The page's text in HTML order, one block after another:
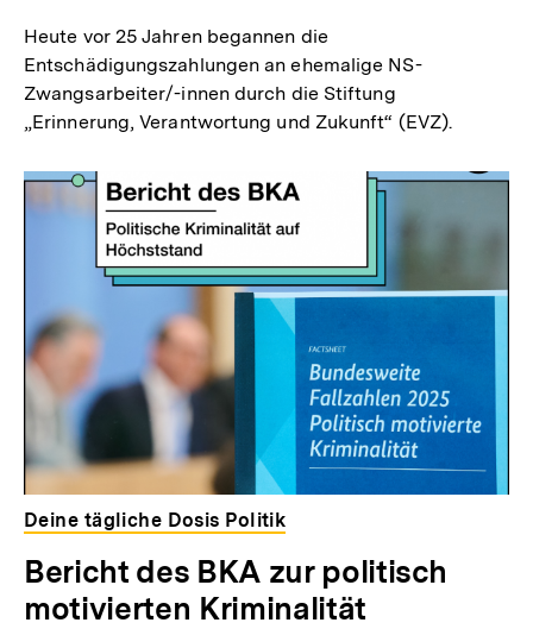
Heute vor 25 Jahren begannen die
Entschädigungszahlungen an ehemalige NS-
Zwangsarbeiter/-innen durch die Stiftung
„Erinnerung, Verantwortung und Zukunft“ (EVZ).
Deine tägliche Dosis Politik
Bericht des BKA zur politisch
motivierten Kriminalität